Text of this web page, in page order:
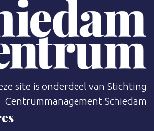
site is onderdeel van Stichting
Centrummanagement Schiedam